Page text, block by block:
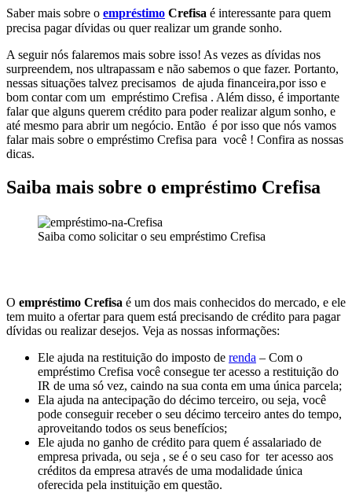
Saber mais sobre o empréstimo Crefisa é interessante para quem
precisa pagar dívidas ou quer realizar um grande sonho.
A seguir nós falaremos mais sobre isso! As vezes as dívidas nos
surpreendem, nos ultrapassam e não sabemos o que fazer. Portanto,
nessas situações talvez precisamos de ajuda financeira,por isso e
bom contar com um empréstimo Crefisa . Além disso, é importante
falar que alguns querem crédito para poder realizar algum sonho, e
até mesmo para abrir um negócio. Então é por isso que nós vamos
falar mais sobre o empréstimo Crefisa para você ! Confira as nossas
dicas.
Saiba mais sobre o empréstimo Crefisa
Saiba como solicitar o seu empréstimo Crefisa
O empréstimo Crefisa é um dos mais conhecidos do mercado, e ele
tem muito a ofertar para quem está precisando de crédito para pagar
dívidas ou realizar desejos. Veja as nossas informações:
Ele ajuda na restituição do imposto de renda – Com o
empréstimo Crefisa você consegue ter acesso a restituição do
IR de uma só vez, caindo na sua conta em uma única parcela;
Ela ajuda na antecipação do décimo terceiro, ou seja, você
pode conseguir receber o seu décimo terceiro antes do tempo,
aproveitando todos os seus benefícios;
Ele ajuda no ganho de crédito para quem é assalariado de
empresa privada, ou seja , se é o seu caso for ter acesso aos
créditos da empresa através de uma modalidade única
oferecida pela instituição em questão.